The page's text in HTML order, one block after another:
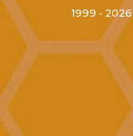
1999 - 2026